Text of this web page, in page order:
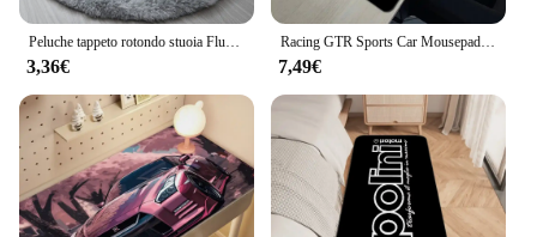
Peluche tappeto rotondo stuoia Fluff tappeto bianco per soggiorno morbido arredamento per la casa camera da letto decorazione salone tappeto a pelo spesso 40/60cm
3,36€
Racing GTR Sports Car Mousepad Cartoon Lockedge Large Gaming Mouse Pad Computer Gamer tastiera Mouse Mat Desk per PC Desk Pad
7,49€